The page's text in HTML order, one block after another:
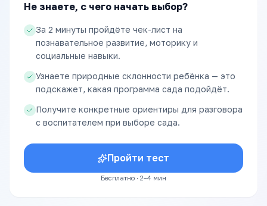
Не знаете, с чего начать выбор?
За 2 минуты пройдёте чек-лист на
познавательное развитие, моторику и
социальные навыки.
Узнаете природные склонности ребёнка — это
подскажет, какая программа сада подойдёт.
Получите конкретные ориентиры для разговора
с воспитателем при выборе сада.
Пройти тест
Бесплатно · 2–4 мин